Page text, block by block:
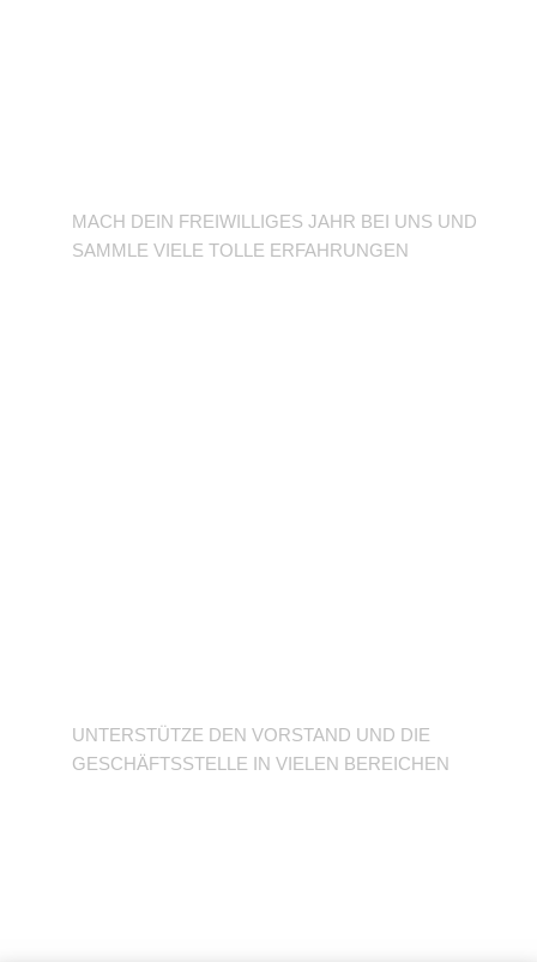
MACH DEIN FREIWILLIGES JAHR BEI UNS UND
SAMMLE VIELE TOLLE ERFAHRUNGEN
UNTERSTÜTZE DEN VORSTAND UND DIE
GESCHÄFTSSTELLE IN VIELEN BEREICHEN